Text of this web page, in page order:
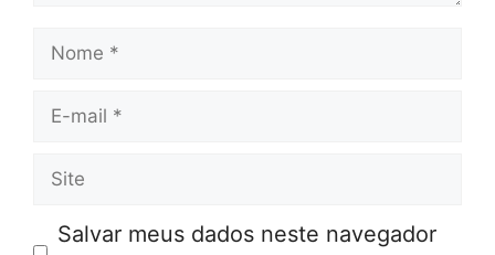
Nome
E-
Site
Salvar meus dados neste navegador